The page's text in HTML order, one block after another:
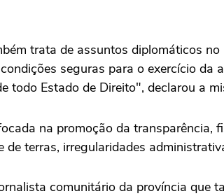
trata de assuntos diplomáticos
seguras para o exercício da
todo Estado de Direito", declarou a
na promoção da transparência,
terras, irregularidades
comunitário da província que